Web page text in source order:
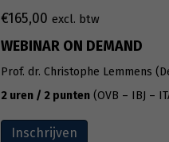
€165,00 excl. btw
WEBINAR ON DEMAND
Prof. dr. Christophe Lemmens
2 uren / 2 punten(OVB – IBJ –
Inschrijven